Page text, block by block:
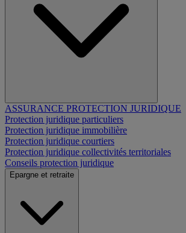
ASSURANCE PROTECTION JURIDIQUE
Protection juridique particuliers
Protection juridique immobilière
Protection juridique courtiers
Protection juridique collectivités territoriales
Conseils protection juridique
Epargne et retraite